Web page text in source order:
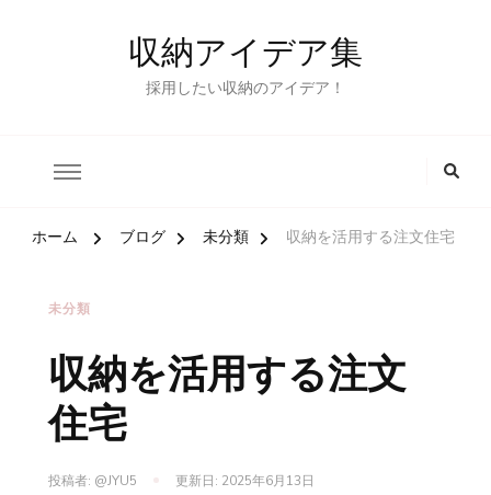
収納アイデア集
採用したい収納のアイデア！
ホーム ブログ 未分類 収納を活用する注文住宅
未分類
収納を活用する注文
住宅
投稿者: @JYU5 更新日: 2025年6月13日